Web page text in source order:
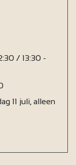
/ 13:30 -
11 juli, alleen